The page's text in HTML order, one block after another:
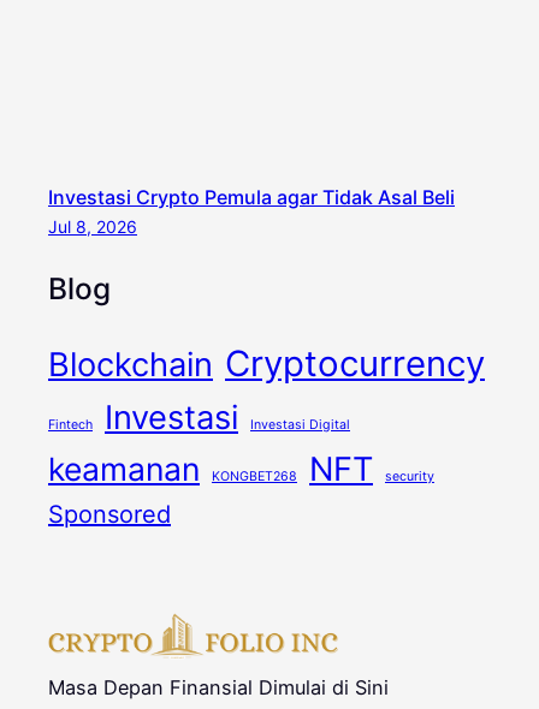
Investasi Crypto Pemula agar Tidak Asal Beli
Jul 8, 2026
Blog
Blockchain Cryptocurrency
Fintech Investasi Investasi Digital
keamanan KONGBET268 NFT security
Sponsored
Masa Depan Finansial Dimulai di Sini